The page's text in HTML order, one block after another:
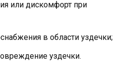
или дискомфорт при
в области уздечки;
уздечки.